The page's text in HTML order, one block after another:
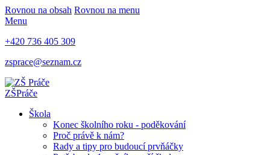
Rovnou na obsah Rovnou na menu
Menu
+420 736 405 309
zsprace@seznam.cz
ZŠPráče
Škola
Konec školního roku - poděkování
Proč právě k nám?
Rady a tipy pro budoucí prvňáčky